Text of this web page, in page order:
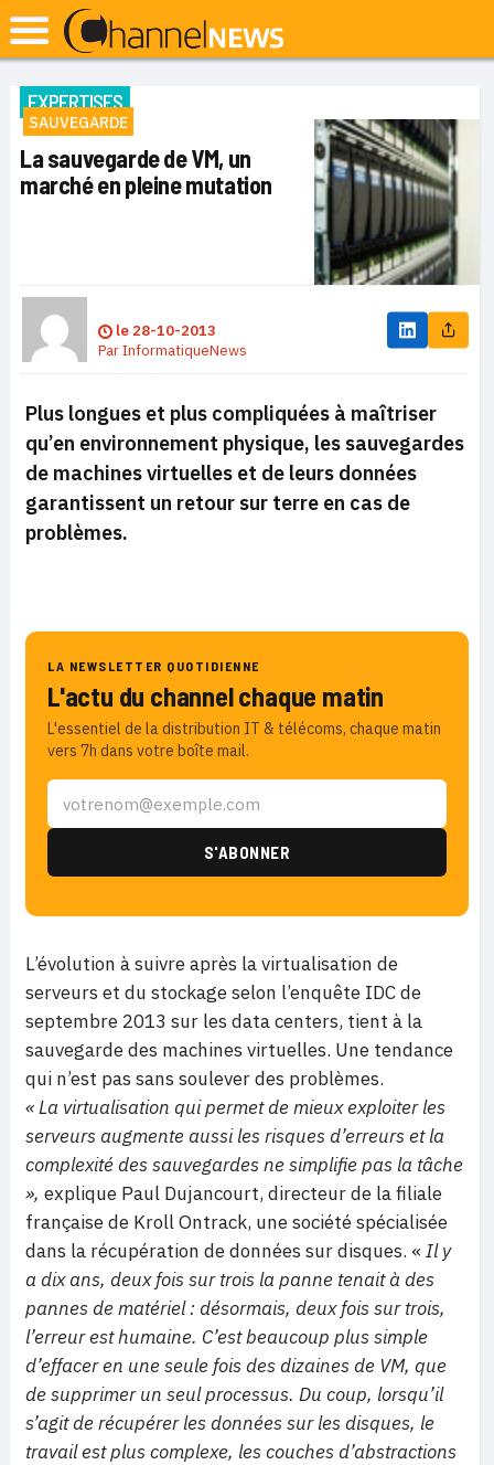
EXPERTISES
SAUVEGARDE
La sauvegarde de VM, un
marché en pleine mutation
le 28-10-2013
ParInformatiqueNews
Plus longues et plus compliquées à maîtriser
qu’en environnement physique, les sauvegardes
de machines virtuelles et de leurs données
garantissent un retour sur terre en cas de
problèmes.
LA NEWSLETTER QUOTIDIENNE
L'actu du channel chaque matin
L'essentiel de la distribution IT & télécoms, chaque matin
vers 7h dans votre boîte mail.
L’évolution à suivre après la virtualisation de
serveurs et du stockage selon l’enquête IDC de
septembre 2013 sur les data centers, tient à la
sauvegarde des machines virtuelles. Une tendance
qui n’est pas sans soulever des problèmes.
« La virtualisation qui permet de mieux exploiter les
serveurs augmente aussi les risques d’erreurs et la
complexité des sauvegardes ne simplifie pas la tâche
», explique Paul Dujancourt, directeur de la filiale
française de Kroll Ontrack, une société spécialisée
dans la récupération de données sur disques. « Il y
a dix ans, deux fois sur trois la panne tenait à des
pannes de matériel : désormais, deux fois sur trois,
l’erreur est humaine. C’est beaucoup plus simple
d’effacer en une seule fois des dizaines de VM, que
de supprimer un seul processus. Du coup, lorsqu’il
s’agit de récupérer les données sur les disques, le
travail est plus complexe, les couches d’abstractions